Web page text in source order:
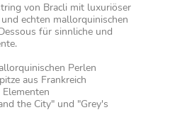
von Bracli mit luxuriöser
echten mallorquinischen
für sinnliche und
Perlen
aus Frankreich
the City" und "Grey's